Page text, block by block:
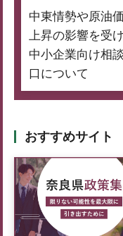
中東情勢や原油
上昇の影響を受
中小企業向け相
口について
おすすめサイト